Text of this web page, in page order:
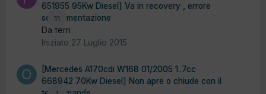
11
651955 95Kw Diesel] Va in recovery , errore
sovralimentazione
Da ferri
Iniziato 27 Luglio 2015
[Mercedes A170cdi W168 01/2005 1..7cc
668942 70Kw Diesel] Non apre o chiude con il